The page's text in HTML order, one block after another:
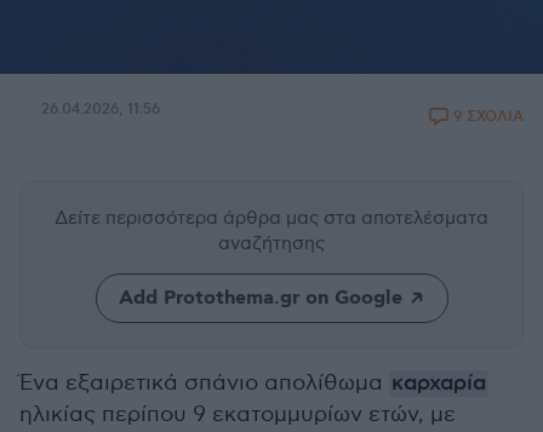
26.04.2026, 11:56 9 ΣΧΟΛΙΑ
Δείτε περισσότερα άρθρα μας στα αποτελέσματα
αναζήτησης
Add Protothema.gr on Google
Ένα εξαιρετικά σπάνιο απολίθωμα καρχαρία
ηλικίας περίπου 9 εκατομμυρίων ετών, με